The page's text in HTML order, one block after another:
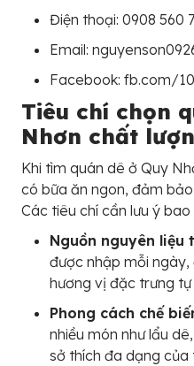
Điện thoại: 0908 560
Email:
Facebook: fb.com/
Tiêu chí chọn
Nhơn chất
Khi tìm quán dê ở Quy
có bữa ăn ngon, đảm
Các tiêu chí cần lưu ý bao
Nguồn nguyên liệu
được nhập mỗi
hương vị đặc trưng tự
Phong cách chế
nhiều món như lẩu
sở thích đa dạng của